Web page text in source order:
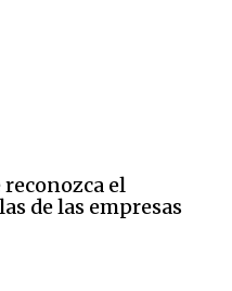
reconozca el
de las empresas